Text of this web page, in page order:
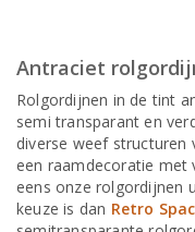
Antraciet
Rolgordijnen in de tint
semi transparant en
diverse weef structuren
een raamdecoratie met
eens onze rolgordijnen
keuze is dan Retro